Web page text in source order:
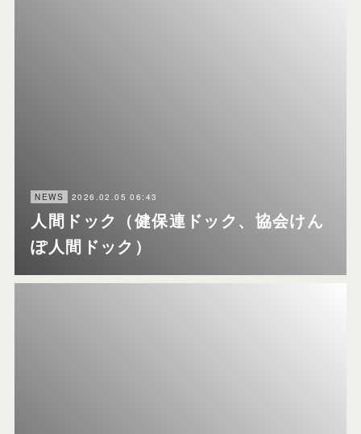
NEWS 2026.02.05 06:43
人間ドック（健保連ドック、協会けん
ぽ人間ドック）